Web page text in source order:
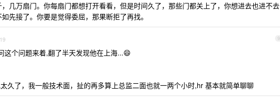
几万扇门。你每扇门都想打开看看，但是时间久了，那些门都关上了，你想进去也进不去
先接了。你要是觉得委屈，那果断拒了再找。
9
这个问题来着,翻了半天发现他在上海...😄
久了，我一般技术面，扯的再多算上总监二面也就一两个小时,hr 基本就简单聊聊